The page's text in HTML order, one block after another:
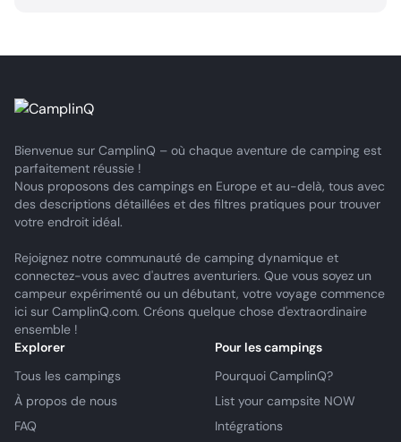
Bienvenue sur CamplinQ – où chaque aventure de camping est
parfaitement réussie !
Nous proposons des campings en Europe et au-delà, tous avec
des descriptions détaillées et des filtres pratiques pour trouver
votre endroit idéal.
Rejoignez notre communauté de camping dynamique et
connectez-vous avec d'autres aventuriers. Que vous soyez un
campeur expérimenté ou un débutant, votre voyage commence
ici sur CamplinQ.com. Créons quelque chose d'extraordinaire
ensemble !
Explorer
Tous les campings
À propos de nous
FAQ
Pour les campings
Pourquoi CamplinQ?
List your campsite NOW
Intégrations